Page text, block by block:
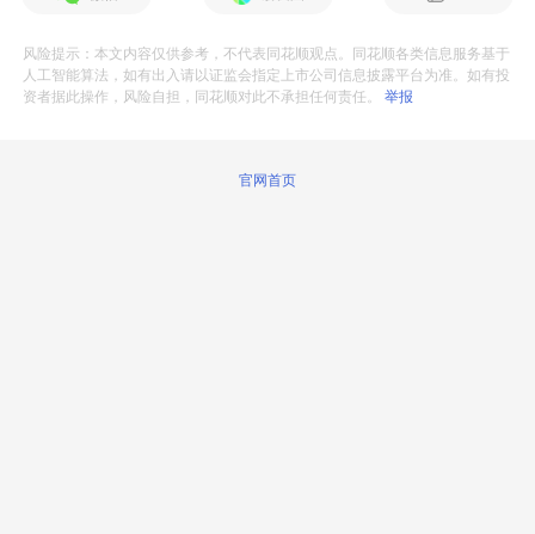
风险提示：本文内容仅供参考，不代表同花顺观点。同花顺各类信息服务基于
人工智能算法，如有出入请以证监会指定上市公司信息披露平台为准。如有投
资者据此操作，风险自担，同花顺对此不承担任何责任。举报
官网首页